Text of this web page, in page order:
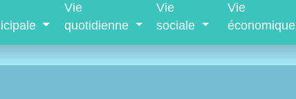
Vie
quotidienne
Vie
sociale
Vie
économique